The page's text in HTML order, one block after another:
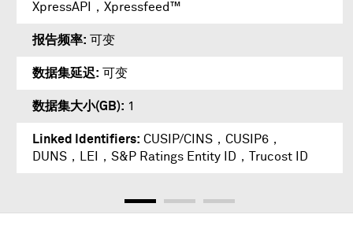
XpressAPI
， Xpressfeed™
报告频率 可变
数据集延迟 可变
数据集大小(GB) 1
Linked Identifiers CUSIP/CINS，CUSIP6，
DUNS，LEI，S&P Ratings Entity ID，Trucost ID